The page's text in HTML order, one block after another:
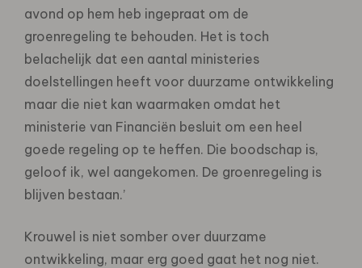
avond op hem heb ingepraat om de
groenregeling te behouden. Het is toch
belachelijk dat een aantal ministeries
doelstellingen heeft voor duurzame ontwikkeling
maar die niet kan waarmaken omdat het
ministerie van Financiën besluit om een heel
goede regeling op te heffen. Die boodschap is,
geloof ik, wel aangekomen. De groenregeling is
blijven bestaan.’
Krouwel is niet somber over duurzame
ontwikkeling, maar erg goed gaat het nog niet.